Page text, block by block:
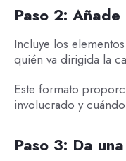
Paso 2:
Incluye los
quién va dirigida la
Este formato
involucrado y
Paso 3: Da